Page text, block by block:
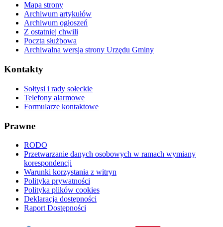
Mapa strony
Archiwum artykułów
Archiwum ogłoszeń
Z ostatniej chwili
Poczta służbowa
Archiwalna wersja strony Urzędu Gminy
Kontakty
Sołtysi i rady sołeckie
Telefony alarmowe
Formularze kontaktowe
Prawne
RODO
Przetwarzanie danych osobowych w ramach wymiany
korespondencji
Warunki korzystania z witryn
Polityka prywatności
Polityka plików cookies
Deklaracja dostępności
Raport Dostępności